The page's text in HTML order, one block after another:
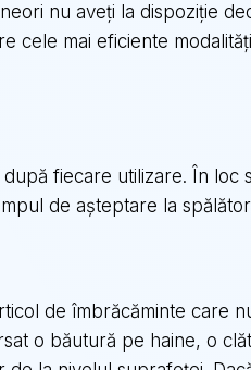
nu aveți la dispoziție
cele mai eficiente
fiecare utilizare. În loc
de așteptare la
de îmbrăcăminte care
o băutură pe haine, o